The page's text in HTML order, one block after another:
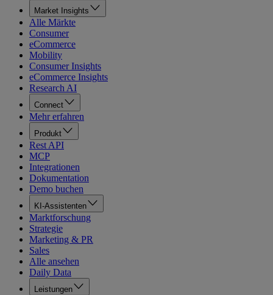
Market Insights
Alle Märkte
Consumer
eCommerce
Mobility
Consumer Insights
eCommerce Insights
Research AI
Connect
Mehr erfahren
Produkt
Rest API
MCP
Integrationen
Dokumentation
Demo buchen
KI-Assistenten
Marktforschung
Strategie
Marketing & PR
Sales
Alle ansehen
Daily Data
Leistungen